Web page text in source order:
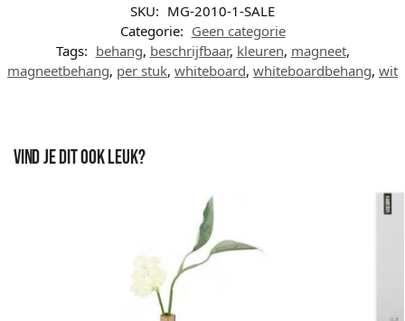
SKU: MG-2010-1-SALE
Categorie: Geen categorie
Tags: behang, beschrijfbaar, kleuren, magneet,
magneetbehang, per stuk, whiteboard, whiteboardbehang, wit
Vind je dit ook leuk?